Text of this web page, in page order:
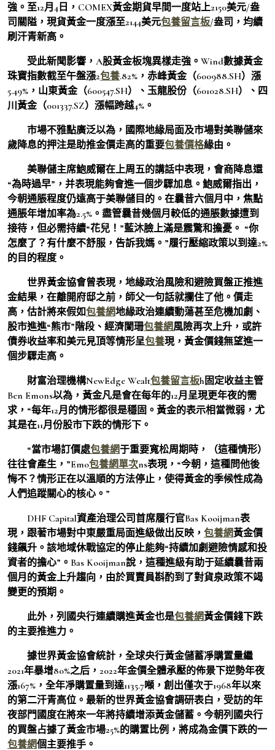
強。至12月4日，COMEX黃金期貨早間一度站上2150美元/盎
司關隘，現貨黃金一度漲至2144美元包養留言板/盎司，均續
刷汗青新高。
受此新聞影響，A股黃金板塊異樣走強。Wind數據黃金
珠寶指數截至午盤漲2包養.82%，赤峰黃金（600988.SH）漲
5.49%，山東黃金（600547.SH）、玉龍股份（601028.SH）、四
川黃金（001337.SZ）漲幅跨越4%。
市場不雅點廣泛以為，國際地緣局面及市場對美聯儲來
歲降息的押注是助推金價走高的重要包養價格緣由。
美聯儲主席鮑威爾在上周五的講話中表現，會商降息還
“為時過早”，并表現能夠會進一個步驟加息。鮑威爾指出，
今朝通脹程度仍遠高于美聯儲目的。在曩昔六個月中，焦點
通脹年增加率為2.5%。盡管曩昔幾個月較低的通脹數據遭到
接待，但必需持續“花兒！”藍沐臉上滿是震驚和擔憂。 “你
怎麼了？有什麼不舒服，告訴我媽。”履行壓縮政策以到達2%
的目的程度。
世界黃金協會曾表現，地緣政治風險和避險買盤正推進
金結果，在離開府邸之前，師父一句話就攔住了他。價走
高，估計將來假如包養網地緣政治連續動蕩甚至危機加劇、
股市進進“熊市”階段、經濟闌珊包養網風險再次上升，或許
債券收益率和美元見頂等情形呈包養現，黃金價錢無望進一
個步驟走高。
財富治理機構NewEdge Wealt包養留言板h固定收益主管
Ben Emons以為，黃金凡是會在每年的12月呈現更年夜的需
求，“每年12月的情形都很是穩固。黃金的表示相當微弱，尤
其是在11月份股市下跌的情形下。
“當市場訂價處包養網于重要寬松周期時，（這種情形）
往往會產生，”Emo包養網單次ns表現，“今朝，這種問他後
悔不？情形正在以溫順的方法停止，使得黃金的季候性成為
人們追蹤關心的核心。”
DHF Capital資產治理公司首席履行官Bas Kooijman表
現，跟著市場對中東嚴重局面進級做出反映， 包養網黃金價
錢飆升。該地域休戰協定的停止能夠“持續加劇避險情感和投
資者的擔心”。Bas Kooijman說，這種進級有助于延續曩昔兩
個月的黃金上升趨向，由於買賣員斟酌到了對貨泉政策不竭
變更的預期。
此外，列國央行連續購進黃金也是包養網黃金價錢下跌
的主要推進力。
據世界黃金協會統計，全球央行黃金儲蓄凈購置量繼
2021年暴增80%之后，2022年金價全體承壓的佈景下逆勢年夜
漲167%，全年凈購置量到達1135.7噸，創出僅次于1968年以來
的第二汗青高位。最新的世界黃金協會調研表白，受訪的年
夜部門國度在將來一年將持續增添黃金儲蓄。今朝列國央行
的買盤占據了黃金市場25%的購置比例，將成為金價下跌的一
包養網個主要推手。